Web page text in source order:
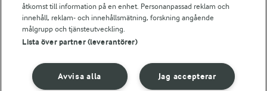
© 2026 Arla Foods
Integritetspolicy
åtkomst till information på en enhet. Personanpassad reklam och
innehåll, reklam- och innehållsmätning, forskning angående
målgrupp och tjänsteutveckling.
Lista över partner (leverantörer)
Jag accepterar
Avvisa alla